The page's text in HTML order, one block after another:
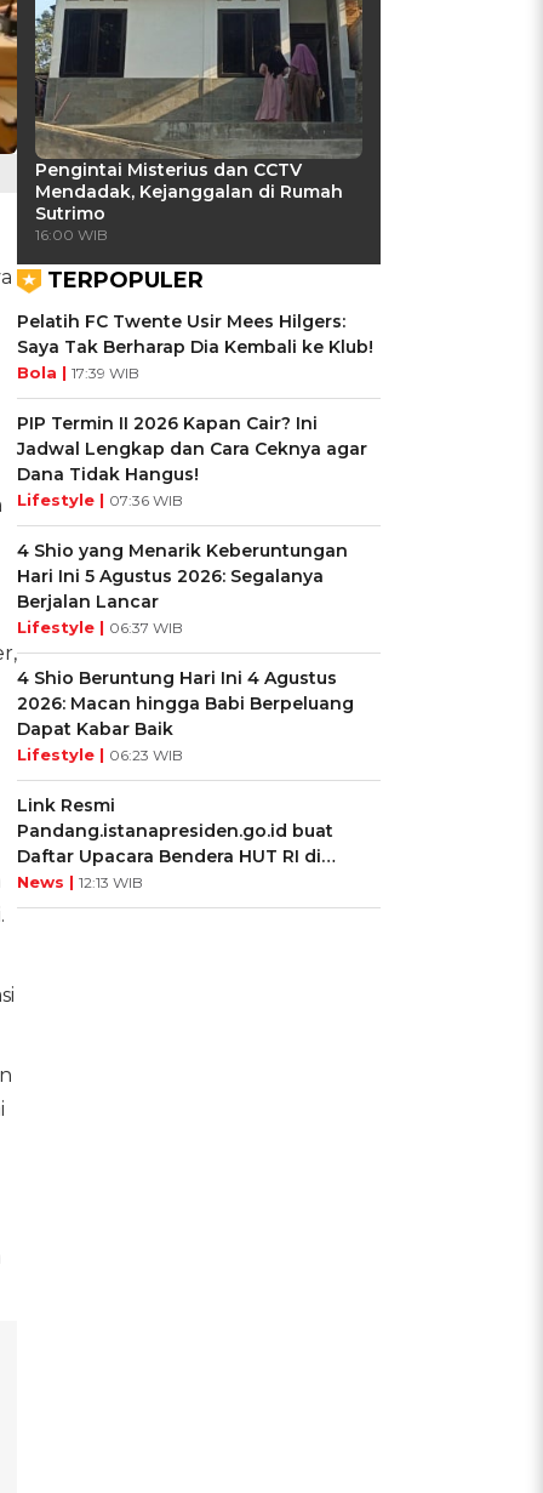
Pengintai Misterius dan CCTV
Mendadak, Kejanggalan di Rumah
Sutrimo
16:00 WIB
TERPOPULER
Pelatih FC Twente Usir Mees Hilgers:
Saya Tak Berharap Dia Kembali ke Klub!
Bola | 17:39 WIB
PIP Termin II 2026 Kapan Cair? Ini
Jadwal Lengkap dan Cara Ceknya agar
Dana Tidak Hangus!
Lifestyle | 07:36 WIB
4 Shio yang Menarik Keberuntungan
Hari Ini 5 Agustus 2026: Segalanya
Berjalan Lancar
Lifestyle | 06:37 WIB
4 Shio Beruntung Hari Ini 4 Agustus
2026: Macan hingga Babi Berpeluang
Dapat Kabar Baik
Lifestyle | 06:23 WIB
Link Resmi
Pandang.istanapresiden.go.id buat
Daftar Upacara Bendera HUT RI di
Istana Negara
News | 12:13 WIB